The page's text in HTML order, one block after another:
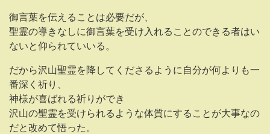
御言葉を伝えることは必要だが、
聖霊の導きなしに御言葉を受け入れることのできる者はい
ないと仰られていいる。
だから沢山聖霊を降してくださるように自分が何よりも一
番深く祈り、
神様が喜ばれる祈りができ
沢山の聖霊を受けられるような体質にすることが大事なの
だと改めて悟った。